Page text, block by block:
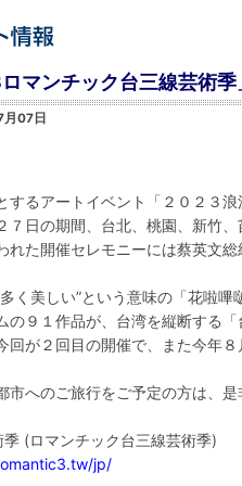
マンチック台三線芸術
07日
するアートイベント「２０２３
７日の期間、台北、桃園、新竹
れた開催セレモニーには蔡英文総
く美しい”という意味の「花啦
の９１作品が、台湾を縦断する「
回が２回目の開催で、また今年
市へのご旅行をご予定の方は、是
(ロマンチック台三線芸術季)
jp/